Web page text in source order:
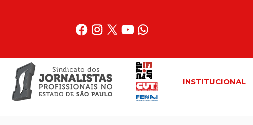
INSTITUCIONAL